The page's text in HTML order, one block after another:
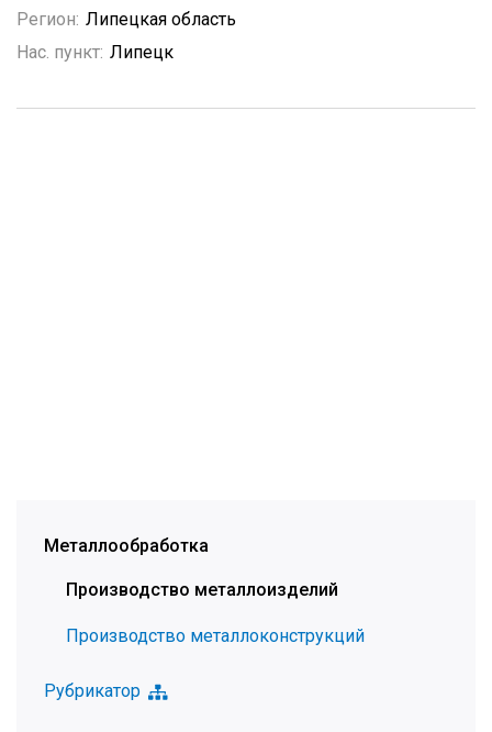
Регион: Липецкая область
Нас. пункт: Липецк
Металлообработка
Производство металлоизделий
Производство металлоконструкций
Рубрикатор